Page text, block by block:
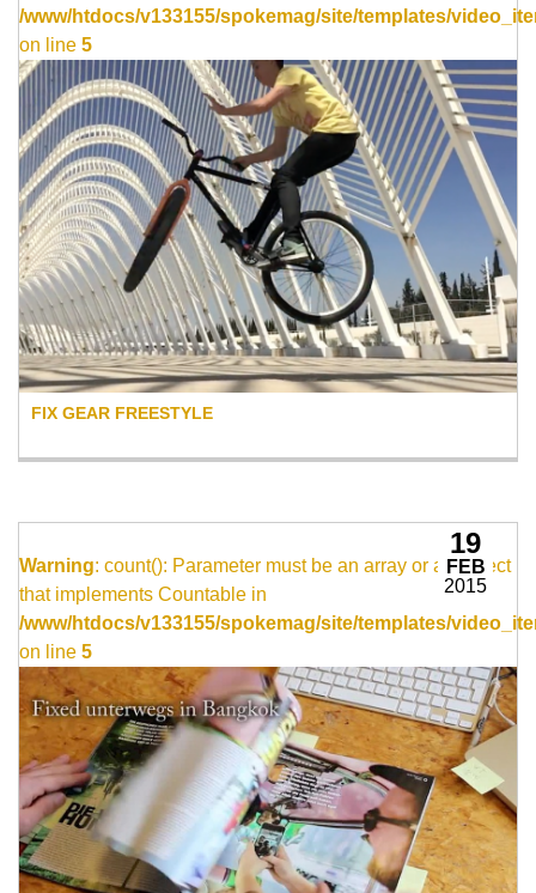
/www/htdocs/v133155/spokemag/site/templates/
on line 5
FIX GEAR FREESTYLE
Warning: count(): Parameter must be an array or an object
that implements Countable in
/www/htdocs/v133155/spokemag/site/templates/
on line 5
19
FEB
2015